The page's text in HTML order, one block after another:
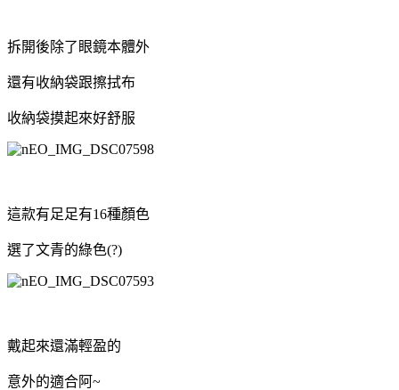
拆開後除了眼鏡本體外
還有收納袋跟擦拭布
收納袋摸起來好舒服
這款有足足有16種顏色
選了文青的綠色(?)
戴起來還滿輕盈的
意外的適合阿~